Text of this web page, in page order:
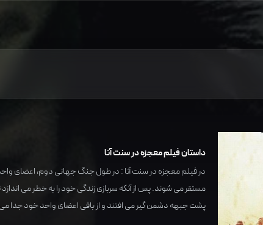
داستان فیلم معجزه در سنت آنا
در فیلم معجزه در سنت آنا : در طول جنگ جهانی دوم، اعضای
مستقر می شوند. پس از آنکه سربازی زندگی خود را به خطر می اندازد
پشت جبهه دشمن گیر می افتند و از باقی اعضای واحد خود جدا